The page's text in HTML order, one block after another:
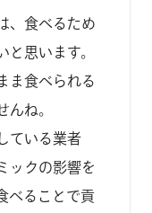
、食べるため
思います。
ま食べられる
ね。
ている業者
ックの影響を
べることで貢